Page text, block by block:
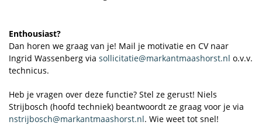
Enthousiast?
Dan horen we graag van je! Mail je motivatie en CV naar
Ingrid Wassenberg via sollicitatie@markantmaashorst.nl o.v.v.
technicus.
Heb je vragen over deze functie? Stel ze gerust! Niels
Strijbosch (hoofd techniek) beantwoordt ze graag voor je via
nstrijbosch@markantmaashorst.nl. Wie weet tot snel!